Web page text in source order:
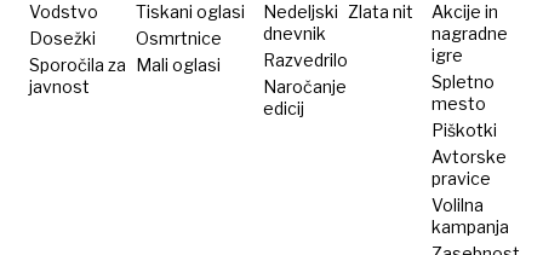
Vodstvo
Dosežki
Sporočila za
javnost
Tiskani oglasi
Osmrtnice
Mali oglasi
Nedeljski
dnevnik
Razvedrilo
Naročanje
edicij
Zlata nit
Akcije in
nagradne
igre
Spletno
mesto
Piškotki
Avtorske
pravice
Volilna
kampanja